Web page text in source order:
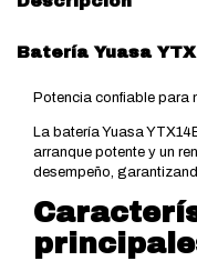
Batería Yuasa
Potencia confiable para
La batería Yuasa
arranque potente y un
desempeño,